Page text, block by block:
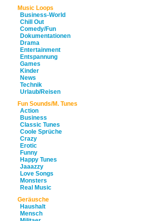
Music Loops
Business-World
Chill Out
Comedy/Fun
Dokumentationen
Drama
Entertainment
Entspannung
Games
Kinder
News
Technik
Urlaub/Reisen
Fun Sounds/M. Tunes
Action
Business
Classic Tunes
Coole Sprüche
Crazy
Erotic
Funny
Happy Tunes
Jaaazzy
Love Songs
Monsters
Real Music
Geräusche
Haushalt
Mensch